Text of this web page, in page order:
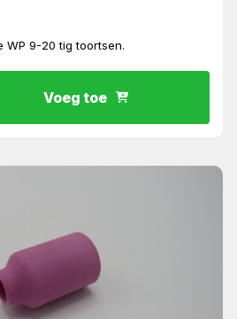
WP 9-20 tig toortsen.
Voeg toe